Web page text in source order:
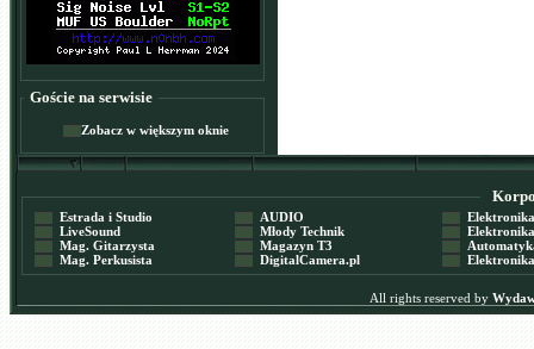
Goście na serwisie
Zobacz w większym oknie
Estrada i Studio
LiveSound
Mag. Gitarzysta
Mag. Perkusista
AUDIO
Młody Technik
Magazyn T3
DigitalCamera.pl
Elektronika
Elektronika
Automatyka
Elektronika
All rights reserved by